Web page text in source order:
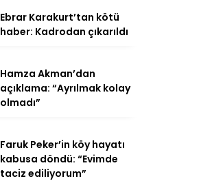
Ebrar Karakurt’tan kötü
haber: Kadrodan çıkarıldı
Hamza Akman’dan
açıklama: “Ayrılmak kolay
olmadı”
Faruk Peker’in köy hayatı
kabusa döndü: “Evimde
taciz ediliyorum”